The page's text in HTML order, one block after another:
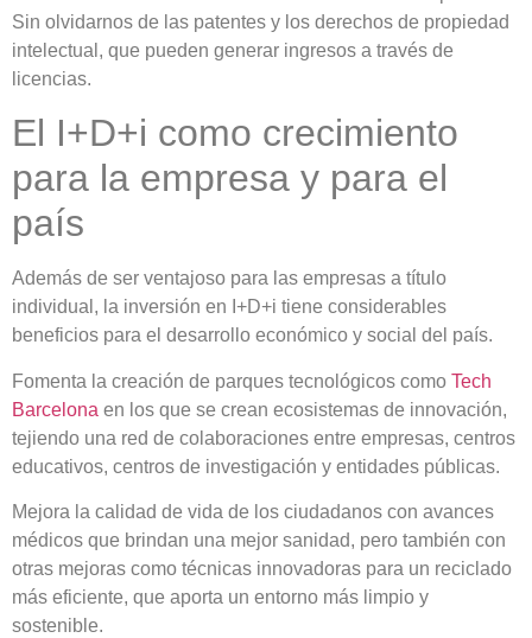
Sin olvidarnos de las patentes y los derechos de propiedad
intelectual, que pueden generar ingresos a través de
licencias.
El I+D+i como crecimiento
para la empresa y para el
país
Además de ser ventajoso para las empresas a título
individual, la inversión en I+D+i tiene considerables
beneficios para el desarrollo económico y social del país.
Fomenta la creación de parques tecnológicos como Tech
Barcelona en los que se crean ecosistemas de innovación,
tejiendo una red de colaboraciones entre empresas, centros
educativos, centros de investigación y entidades públicas.
Mejora la calidad de vida de los ciudadanos con avances
médicos que brindan una mejor sanidad, pero también con
otras mejoras como técnicas innovadoras para un reciclado
más eficiente, que aporta un entorno más limpio y
sostenible.